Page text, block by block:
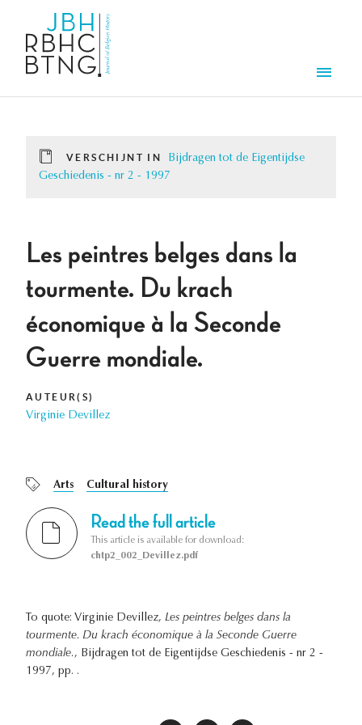
VERSCHIJNT IN
Bijdragen tot de Eigentijdse
Geschiedenis - nr 2 - 1997
Les peintres belges dans la
tourmente. Du krach
économique à la Seconde
Guerre mondiale.
AUTEUR(S)
Virginie Devillez
Arts Cultural history
Read the full article
This article is available for download:
chtp2_002_Devillez.pdf
To quote: Virginie Devillez, Les peintres belges dans la
tourmente. Du krach économique à la Seconde Guerre
mondiale., Bijdragen tot de Eigentijdse Geschiedenis - nr 2 -
1997, pp. .